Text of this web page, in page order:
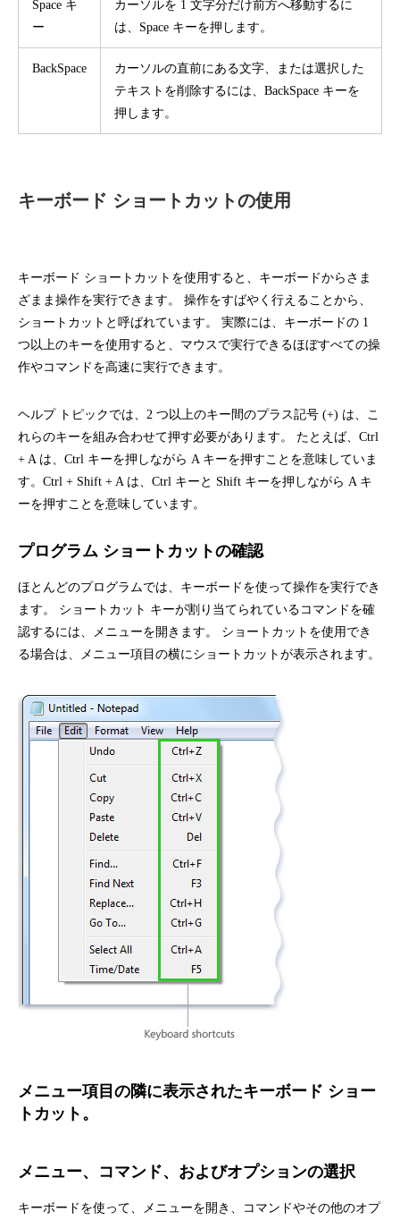
Space キ
ー
カーソルを 1 文字分だけ前方へ移動するに
は、Space キーを押します。
BackSpace
カーソルの直前にある文字、または選択した
テキストを削除するには、BackSpace キーを
押します。
キーボード ショートカットの使用
キーボード ショートカットを使用すると、キーボードからさま
ざまま操作を実行できます。 操作をすばやく行えることから、
ショートカットと呼ばれています。 実際には、キーボードの 1
つ以上のキーを使用すると、マウスで実行できるほぼすべての操
作やコマンドを高速に実行できます。
ヘルプ トピックでは、2 つ以上のキー間のプラス記号 (+) は、こ
れらのキーを組み合わせて押す必要があります。 たとえば、Ctrl
+ A は、Ctrl キーを押しながら A キーを押すことを意味していま
す。Ctrl + Shift + A は、Ctrl キーと Shift キーを押しながら A キ
ーを押すことを意味しています。
プログラム ショートカットの確認
ほとんどのプログラムでは、キーボードを使って操作を実行でき
ます。 ショートカット キーが割り当てられているコマンドを確
認するには、メニューを開きます。 ショートカットを使用でき
る場合は、メニュー項目の横にショートカットが表示されます。
メニュー項目の隣に表示されたキーボード ショー
トカット。
メニュー、コマンド、およびオプションの選択
キーボードを使って、メニューを開き、コマンドやその他のオプ